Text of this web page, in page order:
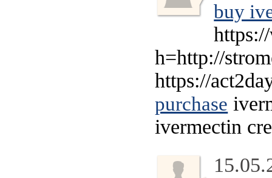
buy
h=http://
https://
purchase
ivermectin